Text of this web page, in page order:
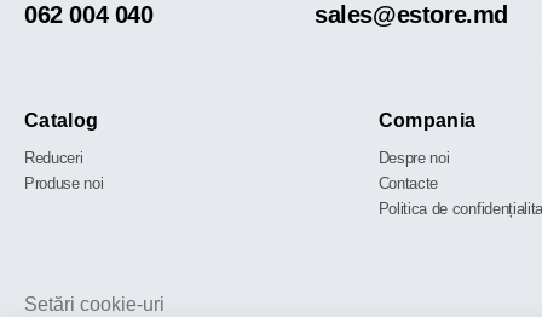
062 004 040 sales@estore.md
Catalog
Reduceri
Produse noi
Compania
Despre noi
Contacte
Politica de
Setări cookie-uri